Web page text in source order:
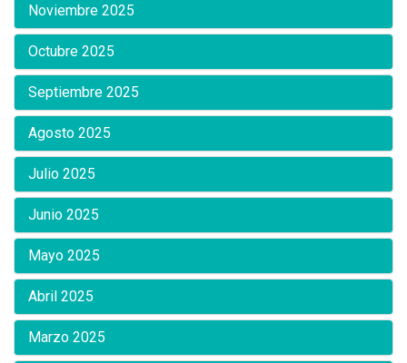
Noviembre 2025
Octubre 2025
Septiembre 2025
Agosto 2025
Julio 2025
Junio 2025
Mayo 2025
Abril 2025
Marzo 2025